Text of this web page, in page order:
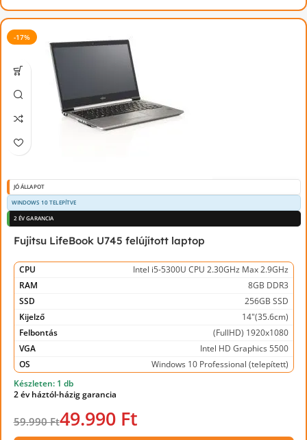
-17%
JÓ ÁLLAPOT
WINDOWS 10 TELEPÍTVE
2 ÉV GARANCIA
Fujitsu LifeBook U745 felújított laptop
CPU
Intel i5-5300U CPU 2.30GHz Max 2.9GHz
RAM
8GB DDR3
SSD
256GB SSD
Kijelző
14"(35.6cm)
Felbontás
(FullHD) 1920x1080
VGA
Intel HD Graphics 5500
OS
Windows 10 Professional (telepített)
Készleten: 1 db
2 év háztól-házig garancia
59.990 Ft49.990 Ft